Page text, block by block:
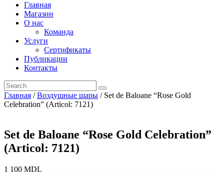
Главная
Магазин
О нас
Команда
Услуги
Сертификаты
Публикации
Контакты
Главная /Воздушные шары / Set de Baloane “Rose Gold
Celebration” (Articol: 7121)
Set de Baloane “Rose Gold Celebration”
(Articol: 7121)
1 100 MDL